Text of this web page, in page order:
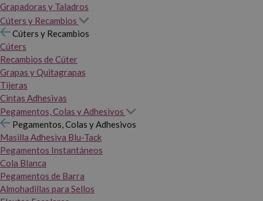
Grapadoras y Taladros
Cúters y Recambios
Cúters y Recambios
Cúters
Recambios de Cúter
Grapas y Quitagrapas
Tijeras
Cintas Adhesivas
Pegamentos, Colas y Adhesivos
Pegamentos, Colas y Adhesivos
Masilla Adhesiva Blu-Tack
Pegamentos Instantáneos
Cola Blanca
Pegamentos de Barra
Almohadillas para Sellos